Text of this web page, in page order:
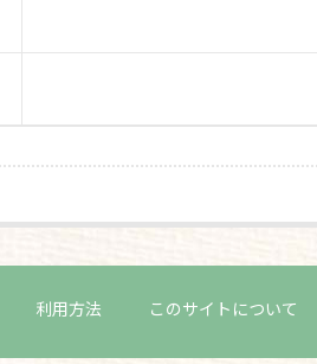
利用方法 このサイトについて